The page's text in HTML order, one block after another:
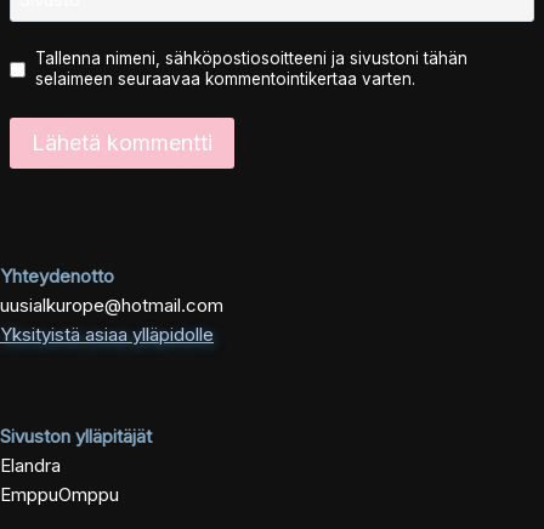
Tallenna nimeni, sähköpostiosoitteeni ja sivustoni tähän
selaimeen seuraavaa kommentointikertaa varten.
Yhteydenotto
uusialkurope@hotmail.com
Yksityistä asiaa ylläpidolle
Sivuston ylläpitäjät
Elandra
EmppuOmppu